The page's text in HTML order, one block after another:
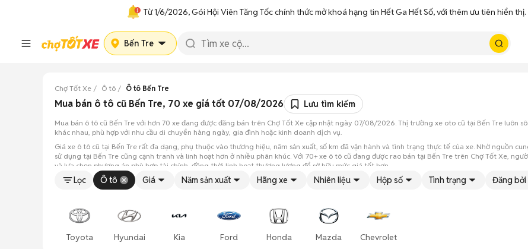
Từ 1/6/2026, Gói Hội Viên Tăng Tốc chính thức mở khoá hạng tin Hết Ga Hết Số, với thêm ưu tiên hiển
Bến Tre
Chợ Tốt Xe Ô tô Ô tô Bến Tre
Mua bán ô tô cũ Bến Tre, 70 xe giá tốt 07/08/2026 Lưu tìm kiếm
Mua bán ô tô cũ Bến Tre với hơn 70 xe đang được đăng bán trên Chợ Tốt Xe cập nhật ngày 07/08/2026. Thị trường xe oto cũ tại Bến Tre luôn
khác nhau, phù hợp với nhu cầu di chuyển hàng ngày, gia đình hoặc kinh doanh dịch vụ.
Giá xe ô tô cũ tại Bến Tre rất đa dạng, phụ thuộc vào thương hiệu, năm sản xuất, số km đã vận hành và tình trạng thực tế của xe. Nhờ nguồn
sử dụng tại Bến Tre cũng cạnh tranh và linh hoạt hơn ở nhiều phân khúc. Với 70+ xe ô tô cũ đang được rao bán tại Bến Tre trên Chợ Tốt Xe,
và lựa chọn phương án phù hợp tài chính, đồng thời linh hoạt thương lượng để sở hữu mức giá tốt hơn.
Lọc
Ô tô Giá Năm sản xuất Hãng xe Nhiên liệu Hộp số Tình trạng Đăng bởi
Toyota Hyundai Kia Ford Honda Mazda Chevrolet